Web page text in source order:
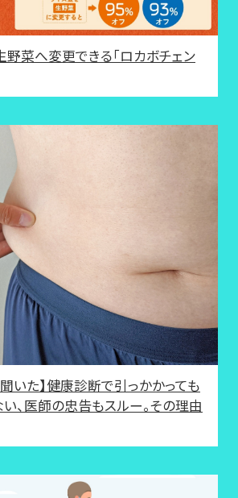
野菜へ変更できる「ロカボチェン
いた】健康診断で引っかかっても
、医師の忠告もスルー。その理由